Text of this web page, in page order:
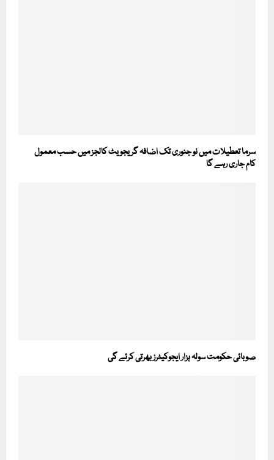
سرما تعطیلات میں نو جنوری تک اضافہ گریجویٹ کالجز میں حسب معمول
کام جاری رہے گا
صوبائی حکومت سولہ ہزار ایجوکیٹرز بھرتی کرئے گی